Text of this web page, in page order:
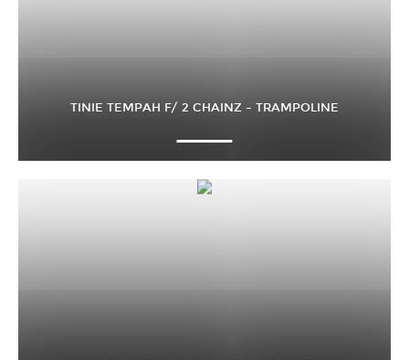
TINIE TEMPAH F/ 2 CHAINZ – TRAMPOLINE